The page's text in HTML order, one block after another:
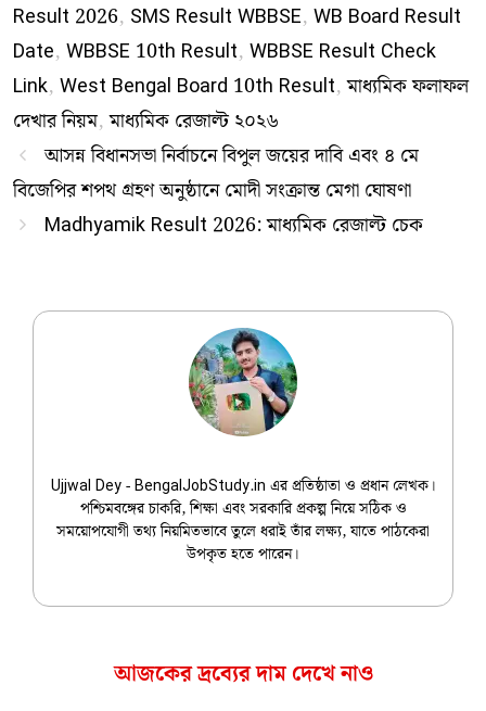
Result 2026, SMS Result WBBSE, WB Board Result
Date, WBBSE 10th Result, WBBSE Result Check
Link, West Bengal Board 10th Result,মাধ্যমিক ফলাফল
দেখার নিয়ম,মাধ্যমিক রেজাল্ট ২০২৬
আসন্ন বিধানসভা নির্বাচনে বিপুল জয়ের দাবি এবং ৪ মে
বিজেপির শপথ গ্রহণ অনুষ্ঠানে মোদী সংক্রান্ত মেগা ঘোষণা
Madhyamik Result 2026: মাধ্যমিক রেজাল্ট চেক
Ujjwal Dey - BengalJobStudy.in এর প্রতিষ্ঠাতা ও প্রধান লেখক।
পশ্চিমবঙ্গের চাকরি, শিক্ষা এবং সরকারি প্রকল্প নিয়ে সঠিক ও
সময়োপযোগী তথ্য নিয়মিতভাবে তুলে ধরাই তাঁর লক্ষ্য, যাতে পাঠকেরা
উপকৃত হতে পারেন।
আজকের দ্রব্যের দাম দেখে নাও